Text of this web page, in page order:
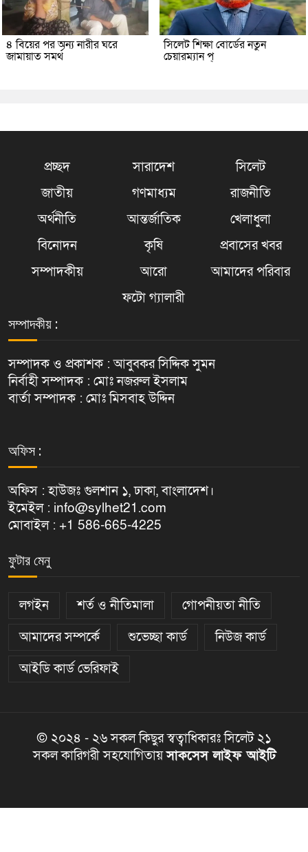
৪ বিয়ের পর অন্য নারীর ঘরে
জামায়াত সমর্থ
সিলেট শিক্ষা বোর্ডের নতুন
চেয়ারম্যান প্
প্রচ্ছদ সারাদেশ
সিলেট
জাতীয়
গণমাধ্যম
রাজনীতি
অর্থনীতি
আন্তর্জাতিক
খেলাধুলা
বিনোদন
কৃষি
প্রবাসের খবর
সম্পাদকীয়
আরো
আমাদের পরিবার
ফটো গ্যালারী
সম্পাদকীয় :
সম্পাদক ও প্রকাশক : আবুবকর সিদ্দিক সুমন
নির্বাহী সম্পাদক : মোঃ নজরুল ইসলাম
বার্তা সম্পাদক : মোঃ মিসবাহ উদ্দিন
অফিস :
অফিস : হাউজঃ গুলশান ১, ঢাকা, বাংলাদেশ।
ইমেইল : info@sylhet21.com
মোবাইল : +1 586-665-4225
ফুটার মেনু
লগইন শর্ত ও নীতিমালা
গোপনীয়তা নীতি
আমাদের সম্পর্কে
শুভেচ্ছা কার্ড
নিউজ কার্ড
আইডি কার্ড ভেরিফাই
© ২০২৪ - ২৬ সকল কিছুর স্বত্বাধিকারঃ সিলেট ২১
সকল কারিগরী সহযোগিতায়সাকসেস লাইফ আইটি